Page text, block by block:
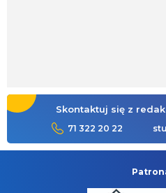
Skontaktuj się z
71 322 20 22